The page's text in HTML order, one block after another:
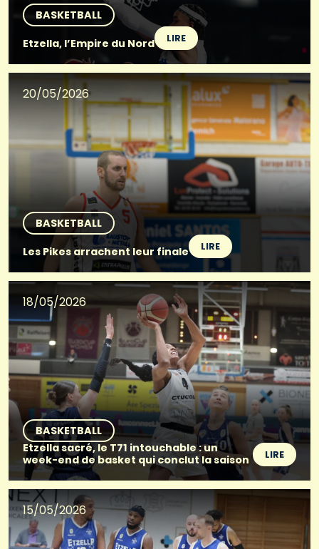
BASKETBALL
Etzella, l’Empire du Nord
LIRE
20/05/2026
BASKETBALL
Les Pikes arrachent leur finale
LIRE
18/05/2026
BASKETBALL
Etzella sacré, le T71 intouchable : un
week-end de basket qui conclut la saison
LIRE
15/05/2026